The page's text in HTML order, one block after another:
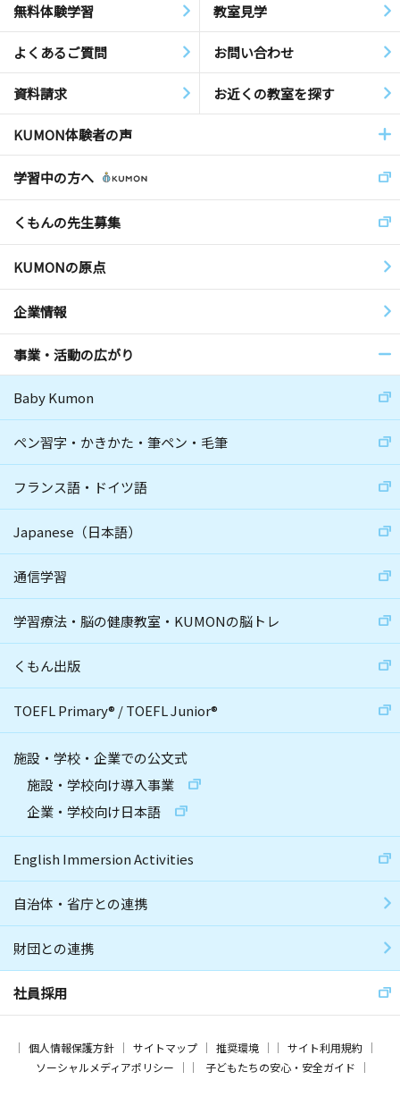
無料体験学習 教室見学
よくあるご質問 お問い合わせ
資料請求 お近くの教室を探す
KUMON体験者の声
学習中の方へ
くもんの先生募集
KUMONの原点
企業情報
事業・活動の広がり
Baby Kumon
ペン習字・かきかた・筆ペン・毛筆
フランス語・ドイツ語
Japanese（日本語）
通信学習
学習療法・脳の健康教室・KUMONの脳トレ
くもん出版
TOEFL Primary® /TOEFL Junior®
施設・学校・企業での公文式
施設・学校向け導入事業
企業・学校向け日本語
English Immersion Activities
自治体・省庁との連携
財団との連携
社員採用
個人情報保護方針 サイトマップ 推奨環境
サイト利用規約
ソーシャルメディアポリシー
子どもたちの安心・安全ガイド